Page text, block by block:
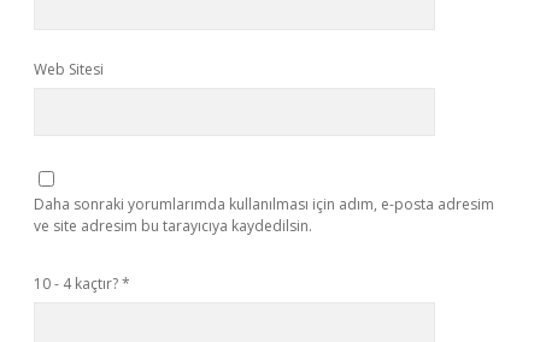
Web Sitesi
Daha sonraki yorumlarımda kullanılması için adım, e-posta adresim
ve site adresim bu tarayıcıya kaydedilsin.
10 - 4 kaçtır?*